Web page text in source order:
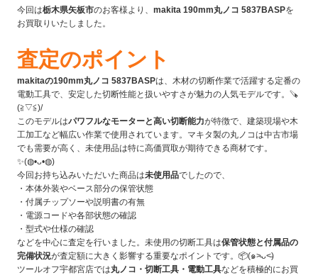
今回は栃木県矢板市のお客様より、 makita 190mm丸ノコ 5837BASPを
お買取りいたしました。
査定のポイント
makitaの190mm丸ノコ 5837BASPは、木材の切断作業で活躍する定番の
電動工具で、安定した切断性能と扱いやすさが魅力の人気モデルです。🪚
(≧▽≦)/
このモデルはパワフルなモーターと高い切断能力が特徴で、建築現場や木
工加工など幅広い作業で使用されています。マキタ製の丸ノコは中古市場
でも需要が高く、未使用品は特に高価買取が期待できる商材です。
✨(◍•ᴗ•◍)
今回お持ち込みいただいた商品は未使用品でしたので、
・本体外装やベース部分の保管状態
・付属チップソーや説明書の有無
・電源コードや各部状態の確認
・型式や仕様の確認
などを中心に査定を行いました。未使用の切断工具は保管状態と付属品の
完備状況が査定額に大きく影響する重要なポイントです。📦(๑˃̵ᴗ˂̵)
ツールオフ宇都宮店では丸ノコ・切断工具・電動工具などを積極的にお買